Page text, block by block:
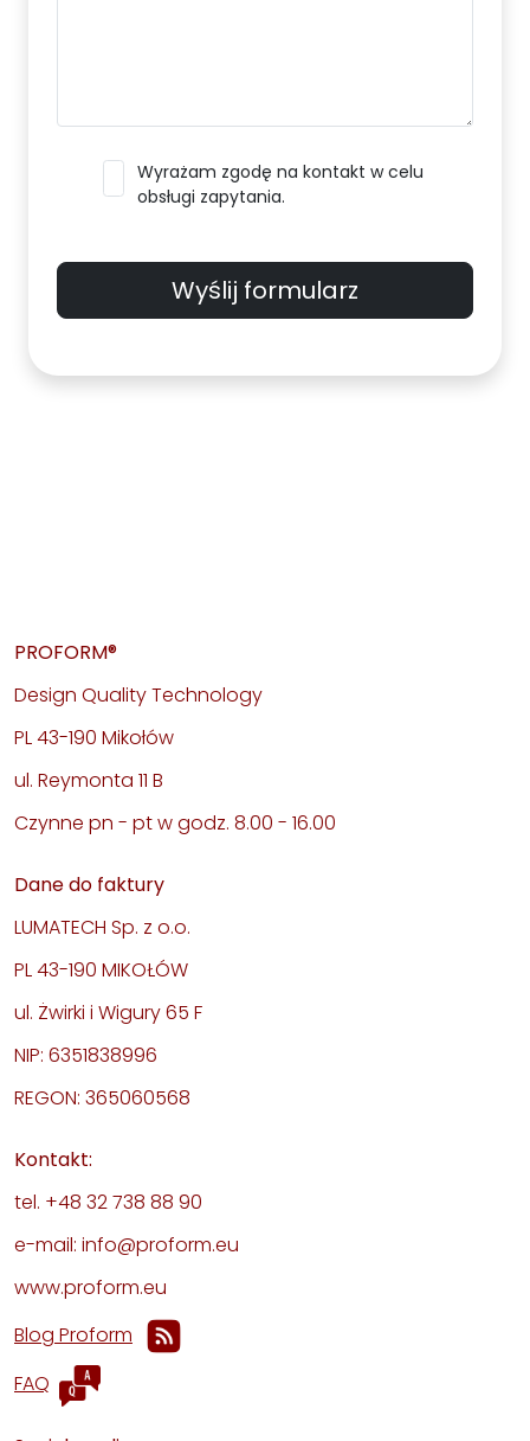
Wyrażam zgodę na kontakt w celu
obsługi zapytania.
Wyślij formularz
PROFORM®
Design Quality Technology
PL 43-190 Mikołów
ul. Reymonta 11 B
Czynne pn - pt w godz. 8.00 - 16.00
Dane do faktury
LUMATECH Sp. z o.o.
PL 43-190 MIKOŁÓW
ul. Żwirki i Wigury 65 F
NIP: 6351838996
REGON: 365060568
Kontakt:
tel. +48 32 738 88 90
e-mail: info@proform.eu
www.proform.eu
Blog Proform
FAQ